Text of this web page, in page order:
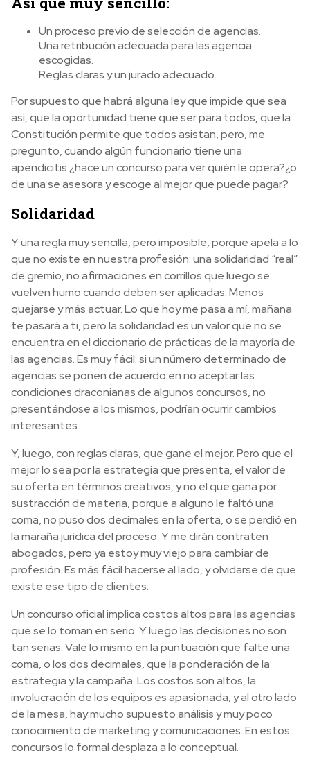
Un proceso previo de selección de agencias.
Una retribución adecuada para las agencia
escogidas.
Reglas claras y un jurado adecuado.
Por supuesto que habrá alguna ley que impide que sea
así, que la oportunidad tiene que ser para todos, que la
Constitución permite que todos asistan, pero, me
pregunto, cuando algún funcionario tiene una
apendicitis ¿hace un concurso para ver quién le opera?¿o
de una se asesora y escoge al mejor que puede pagar?
Solidaridad
Y una regla muy sencilla, pero imposible, porque apela a lo
que no existe en nuestra profesión: una solidaridad “real”
de gremio, no afirmaciones en corrillos que luego se
vuelven humo cuando deben ser aplicadas. Menos
quejarse y más actuar. Lo que hoy me pasa a mí, mañana
te pasará a ti, pero la solidaridad es un valor que no se
encuentra en el diccionario de prácticas de la mayoría de
las agencias. Es muy fácil: si un número determinado de
agencias se ponen de acuerdo en no aceptar las
condiciones draconianas de algunos concursos, no
presentándose a los mismos, podrían ocurrir cambios
interesantes.
Y, luego, con reglas claras, que gane el mejor. Pero que el
mejor lo sea por la estrategia que presenta, el valor de
su oferta en términos creativos, y no el que gana por
sustracción de materia, porque a alguno le faltó una
coma, no puso dos decimales en la oferta, o se perdió en
la maraña jurídica del proceso. Y me dirán contraten
abogados, pero ya estoy muy viejo para cambiar de
profesión. Es más fácil hacerse al lado, y olvidarse de que
existe ese tipo de clientes.
Un concurso oficial implica costos altos para las agencias
que se lo toman en serio. Y luego las decisiones no son
tan serias. Vale lo mismo en la puntuación que falte una
coma, o los dos decimales, que la ponderación de la
estrategia y la campaña. Los costos son altos, la
involucración de los equipos es apasionada, y al otro lado
de la mesa, hay mucho supuesto análisis y muy poco
conocimiento de marketing y comunicaciones. En estos
concursos lo formal desplaza a lo conceptual.